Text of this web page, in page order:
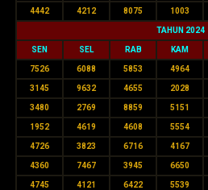
4442 4212 8075 1003
TAHUN 2024
SEN SEL RAB KAM
7526 6088 5853 4964
3145 9632 4655 2028
3480 2769 8859 5151
1952 4619 4608 5554
4726 3823 6716 4167
4360 7467 3945 6650
4745 4121 6422 5539